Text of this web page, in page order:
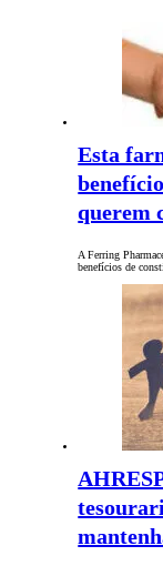
Esta
querem
A Ferring
benefícios de